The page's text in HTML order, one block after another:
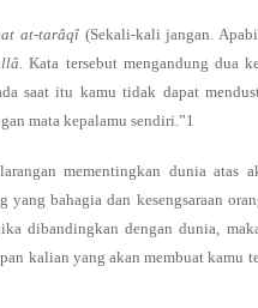
at-tarâqî (Sekali-kali jangan.
. Kata tersebut mengandung dua
saat itu kamu tidak dapat
mata kepalamu sendiri.”1
mementingkan dunia atas
yang bahagia dan kesengsaraan
dibandingkan dengan dunia,
kalian yang akan membuat kamu